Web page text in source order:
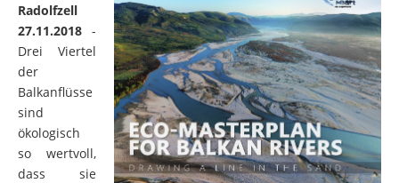
Radolfzell
27.11.2018 -
Drei Viertel
der
Balkanflüsse
sind
ökologisch
so wertvoll,
dass sie